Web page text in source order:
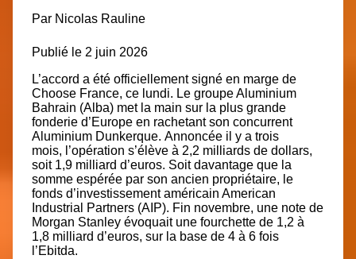
Par Nicolas Rauline
Publié le 2 juin 2026
L’accord a été officiellement signé en marge de
Choose France, ce lundi. Le groupe Aluminium
Bahrain (Alba) met la main sur la plus grande
fonderie d’Europe en rachetant son concurrent
Aluminium Dunkerque. Annoncée il y a trois
mois, l’opération s’élève à 2,2 milliards de dollars,
soit 1,9 milliard d’euros. Soit davantage que la
somme espérée par son ancien propriétaire, le
fonds d’investissement américain American
Industrial Partners (AIP). Fin novembre, une note de
Morgan Stanley évoquait une fourchette de 1,2 à
1,8 milliard d’euros, sur la base de 4 à 6 fois
l’Ebitda.